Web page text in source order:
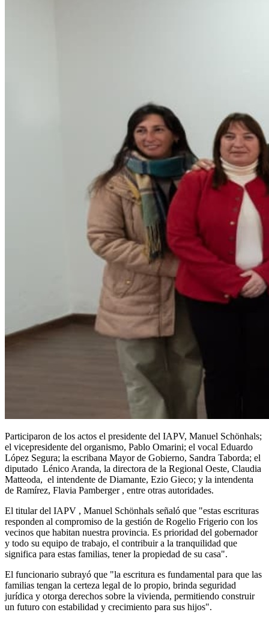
Participaron de los actos el presidente del IAPV, Manuel Schönhals;
el vicepresidente del organismo, Pablo Omarini; el vocal Eduardo
López Segura; la escribana Mayor de Gobierno, Sandra Taborda; el
diputado Lénico Aranda, la directora de la Regional Oeste, Claudia
Matteoda, el intendente de Diamante, Ezio Gieco; y la intendenta
de Ramírez, Flavia Pamberger , entre otras autoridades.
El titular del IAPV , Manuel Schönhals señaló que "estas escrituras
responden al compromiso de la gestión de Rogelio Frigerio con los
vecinos que habitan nuestra provincia. Es prioridad del gobernador
y todo su equipo de trabajo, el contribuir a la tranquilidad que
significa para estas familias, tener la propiedad de su casa".
El funcionario subrayó que "la escritura es fundamental para que las
familias tengan la certeza legal de lo propio, brinda seguridad
jurídica y otorga derechos sobre la vivienda, permitiendo construir
un futuro con estabilidad y crecimiento para sus hijos".